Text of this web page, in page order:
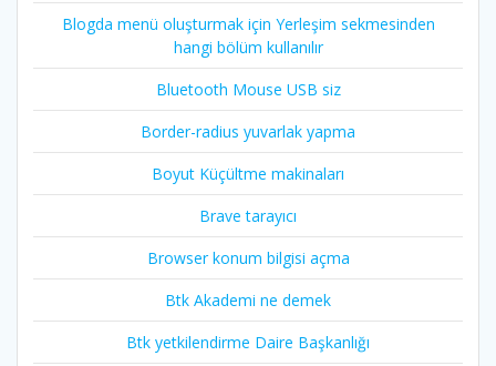
Blogda menü oluşturmak için Yerleşim sekmesinden
hangi bölüm kullanılır
Bluetooth Mouse USB siz
Border-radius yuvarlak yapma
Boyut Küçültme makinaları
Brave tarayıcı
Browser konum bilgisi açma
Btk Akademi ne demek
Btk yetkilendirme Daire Başkanlığı